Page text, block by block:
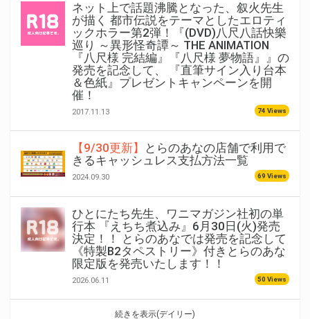
ネット上で話題沸騰となった、叙火先生
が描く 都市伝説をテーマとしたエロティ
ックホラー第2弾！『(DVD)八尺八話快樂
巡り ～異形怪奇譚～ THE ANIMATION
『八尺様 完結編』『八尺様 夢物語』』の
発売を記念して、 『直筆サイン入り台本
＆色紙』プレゼントキャンペーンを開
催！
2017.11.13 74 Views
【9/30更新】
とらのあなの店舗で利用で
きるキャッシュレス支払方法一覧
2024.09.30 69 Views
ひとにたち先生、ワニマガジン社初の単
行本 『えちち煮込み』6月30日(火)発売
決定！！ とらのあなでは発売を記念して
《特製B2タペストリー》付きとらのあな
限定版を発売いたします！！
2026.06.11 50 Views
続きを表示(デイリー)